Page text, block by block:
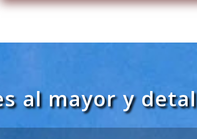
al mayor y detal